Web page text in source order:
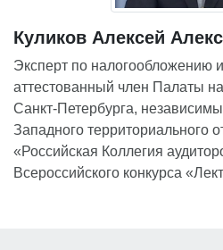
Куликов Алексей
Эксперт по налогообложению
аттестованный член Палаты
Санкт-Петербурга,
Западного территориального
«Российская Коллегия
Всероссийского конкурса